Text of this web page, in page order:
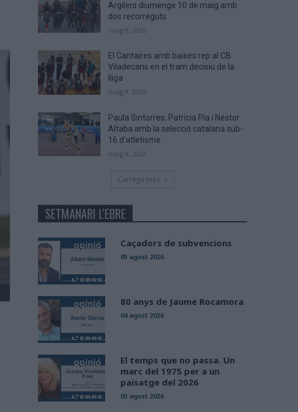
Argilers diumenge 10 de maig amb
dos recorreguts
maig 9, 2026
El Cantaires amb baixes rep al CB
Viladecans en el tram decisiu de la
lliga
maig 9, 2026
Paula Sintorres, Patrícia Pla i Néstor
Altaba amb la selecció catalana sub-
16 d’atletisme
maig 8, 2026
Carrega més
SETMANARI L'EBRE
Caçadors de subvencions
05 agost 2026
80 anys de Jaume Rocamora
04 agost 2026
El temps que no passa. Un
marc del 1975 per a un
paisatge del 2026
03 agost 2026